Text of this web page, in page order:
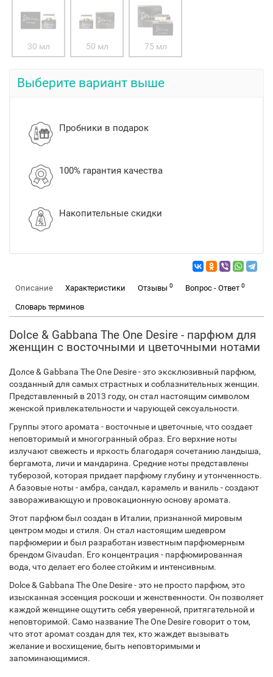
30 мл 50 мл 75 мл
Выберите вариант выше
Пробники в подарок
100% гарантия качества
Накопительные скидки
Описание Характеристики Отзывы 0 Вопрос - Ответ 0
Словарь терминов
Dolce & Gabbana The One Desire - парфюм для
женщин с восточными и цветочными нотами
Долce & Gabbana The One Desire - это эксклюзивный парфюм,
созданный для самых страстных и соблазнительных женщин.
Представленный в 2013 году, он стал настоящим символом
женской привлекательности и чарующей сексуальности.
Группы этого аромата - восточные и цветочные, что создает
неповторимый и многогранный образ. Его верхние ноты
излучают свежесть и яркость благодаря сочетанию ландыша,
бергамота, личи и мандарина. Средние ноты представлены
туберозой, которая придает парфюму глубину и утонченность.
А базовые ноты - амбра, сандал, карамель и ваниль - создают
завораживающую и провокационную основу аромата.
Этот парфюм был создан в Италии, признанной мировым
центром моды и стиля. Он стал настоящим шедевром
парфюмерии и был разработан известным парфюмерным
брендом Givaudan. Его концентрация - парфюмированная
вода, что делает его более стойким и интенсивным.
Dolce & Gabbana The One Desire - это не просто парфюм, это
изысканная эссенция роскоши и женственности. Он позволяет
каждой женщине ощутить себя уверенной, притягательной и
неповторимой. Само название The One Desire говорит о том,
что этот аромат создан для тех, кто жаждет вызывать
желание и восхищение, быть неповторимыми и
запоминающимися.